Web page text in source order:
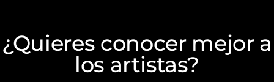
¿Quieres conocer mejor a
los artistas?